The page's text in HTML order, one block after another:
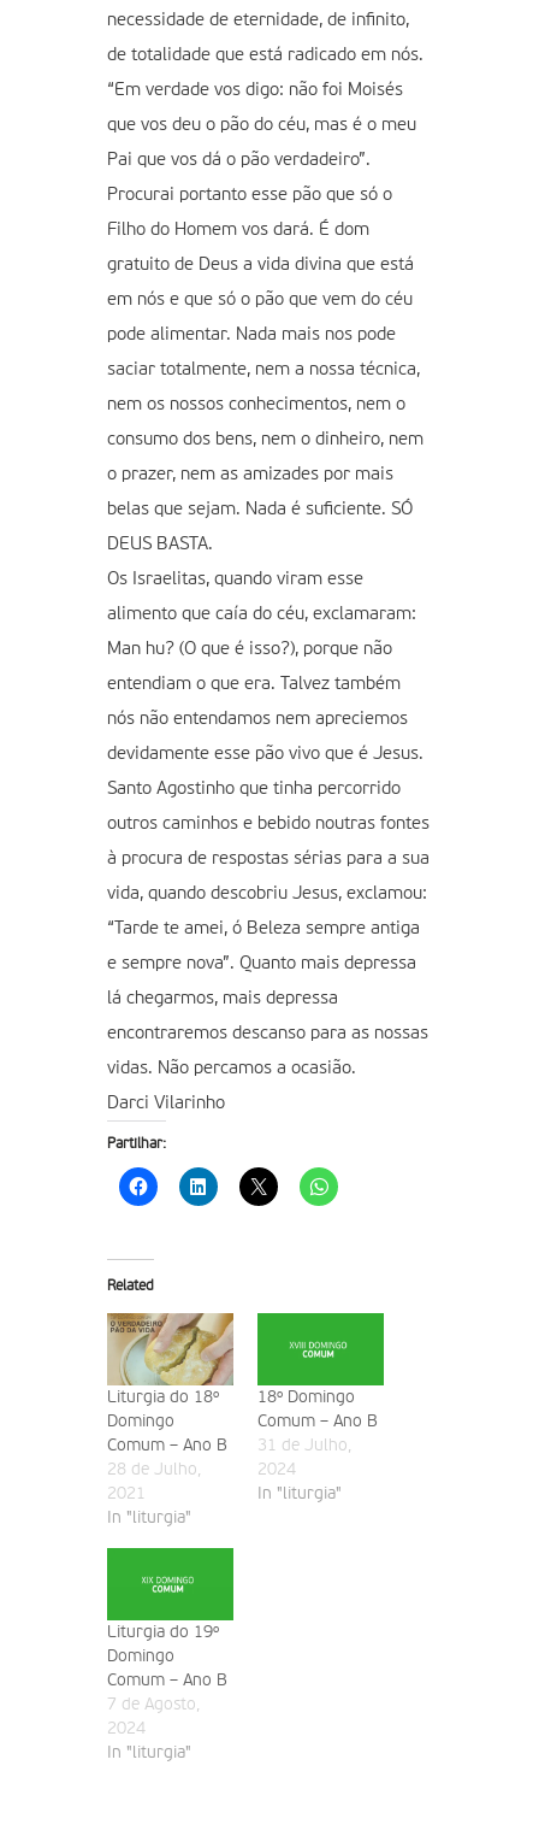
necessidade de eternidade, de infinito,
de totalidade que está radicado em nós.
“Em verdade vos digo: não foi Moisés
que vos deu o pão do céu, mas é o meu
Pai que vos dá o pão verdadeiro”.
Procurai portanto esse pão que só o
Filho do Homem vos dará. É dom
gratuito de Deus a vida divina que está
em nós e que só o pão que vem do céu
pode alimentar. Nada mais nos pode
saciar totalmente, nem a nossa técnica,
nem os nossos conhecimentos, nem o
consumo dos bens, nem o dinheiro, nem
o prazer, nem as amizades por mais
belas que sejam. Nada é suficiente. SÓ
DEUS BASTA.
Os Israelitas, quando viram esse
alimento que caía do céu, exclamaram:
Man hu? (O que é isso?), porque não
entendiam o que era. Talvez também
nós não entendamos nem apreciemos
devidamente esse pão vivo que é Jesus.
Santo Agostinho que tinha percorrido
outros caminhos e bebido noutras fontes
à procura de respostas sérias para a sua
vida, quando descobriu Jesus, exclamou:
“Tarde te amei, ó Beleza sempre antiga
e sempre nova”. Quanto mais depressa
lá chegarmos, mais depressa
encontraremos descanso para as nossas
vidas. Não percamos a ocasião.
Darci Vilarinho
Partilhar:
Related
Liturgia do 18º
Domingo
Comum – Ano B
28 de Julho,
2021
In "liturgia"
18º Domingo
Comum – Ano B
31 de Julho,
2024
In "liturgia"
Liturgia do 19º
Domingo
Comum – Ano B
7 de Agosto,
2024
In "liturgia"